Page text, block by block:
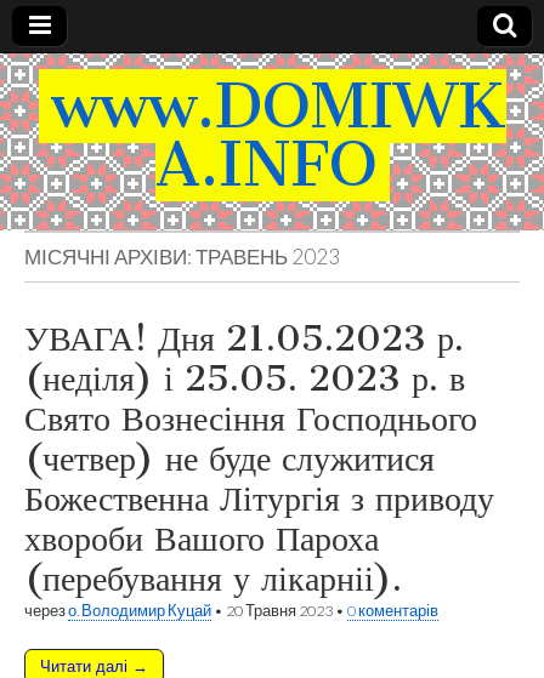
www.DOMIWK
A.INFO
МІСЯЧНІ АРХІВИ:ТРАВЕНЬ 2023
УВАГА! Дня 21.05.2023 р.
(неділя) і 25.05. 2023 р. в
Свято Вознесіння Господнього
(четвер) не буде служитися
Божественна Літургія з приводу
хвороби Вашого Пароха
(перебування у лікарніі).
черезо. Володимир Куцай • 20 Травня 2023 • 0 коментарів
Читати далі →